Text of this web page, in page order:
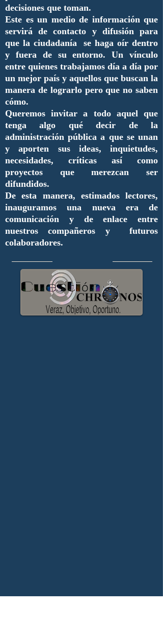
decisiones que toman.
Este es un medio de información que
servirá de contacto y difusión para
que la ciudadanía se haga oír dentro
y fuera de su entorno. Un vínculo
entre quienes trabajamos día a día por
un mejor país y aquellos que buscan la
manera de lograrlo pero que no saben
cómo.
Queremos invitar a todo aquel que
tenga algo qué decir de la
administración pública a que se unan
y aporten sus ideas, inquietudes,
necesidades, críticas así como
proyectos que merezcan ser
difundidos.
De esta manera, estimados lectores,
inauguramos una nueva era de
comunicación y de enlace entre
nuestros compañeros y futuros
colaboradores.